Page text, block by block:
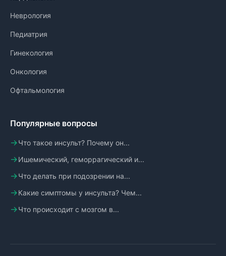
Неврология
Педиатрия
Гинекология
Онкология
Офтальмология
Популярные вопросы
Что такое инсульт? Почему он...
Ишемический, геморрагический и...
Что делать при подозрении на...
Какие симптомы у инсульта? Чем...
Что происходит с мозгом в...